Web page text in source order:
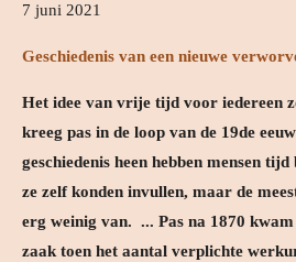
7 juni 2021
Geschiedenis van een nieuwe
Het idee van vrije tijd voor iedereen
kreeg pas in de loop van de 19de
geschiedenis heen hebben mensen
ze zelf konden invullen, maar de
erg weinig van. ... Pas na 1870
zaak toen het aantal verplichte